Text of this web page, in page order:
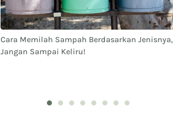
Cara Memilah Sampah Berdasarkan Jenisnya,
Jangan Sampai Keliru!
1 2 3 4 5 6 7 8